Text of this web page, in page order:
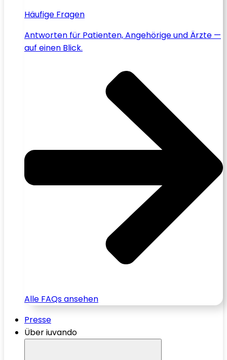
Häufige Fragen
Antworten für Patienten, Angehörige und Ärzte —
auf einen Blick.
Alle FAQs ansehen
Presse
Über iuvando